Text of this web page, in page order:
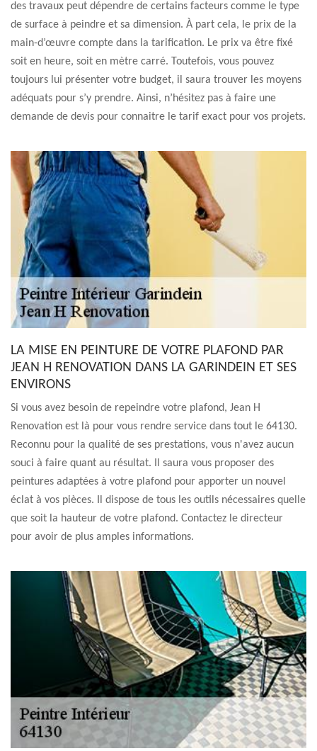
des travaux peut dépendre de certains facteurs comme le type
de surface à peindre et sa dimension. À part cela, le prix de la
main-d’œuvre compte dans la tarification. Le prix va être fixé
soit en heure, soit en mètre carré. Toutefois, vous pouvez
toujours lui présenter votre budget, il saura trouver les moyens
adéquats pour s’y prendre. Ainsi, n’hésitez pas à faire une
demande de devis pour connaitre le tarif exact pour vos projets.
LA MISE EN PEINTURE DE VOTRE PLAFOND PAR
JEAN H RENOVATION DANS LA GARINDEIN ET SES
ENVIRONS
Si vous avez besoin de repeindre votre plafond, Jean H
Renovation est là pour vous rendre service dans tout le 64130.
Reconnu pour la qualité de ses prestations, vous n'avez aucun
souci à faire quant au résultat. Il saura vous proposer des
peintures adaptées à votre plafond pour apporter un nouvel
éclat à vos pièces. Il dispose de tous les outils nécessaires quelle
que soit la hauteur de votre plafond. Contactez le directeur
pour avoir de plus amples informations.